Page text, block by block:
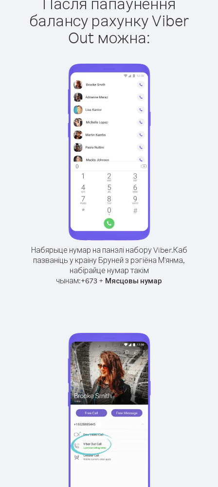
балансу рахунку Viber
Out можна:
Набярыце нумар на панэлі набору Viber.Каб
пазваніць у краіну Бруней з рэгіёна М'янма,
набірайце нумар такім
чынам:+673 + Мясцовы нумар